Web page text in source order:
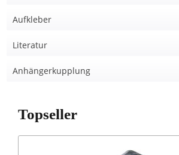
Aufkleber
Literatur
Anhängerkupplung
Topseller